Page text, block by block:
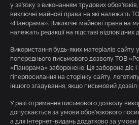
у зв’язку з виконанням трудових
виключні майнові права на які належать
«Панорама». Виключні майнові права на
належать редакції на підставі відповідних
Використання будь-яких матеріалів сайту
попереднього письмового дозволу ТОВ
«Панорама» заборонено. Ця заборона діє і
гіперпосилання на сторінку сайту,
іншого згадування, якщо письмовий дозвіл
У разі отримання письмового дозволу
допускається за умови обов’язкового
а для інтернет-видань додатково за